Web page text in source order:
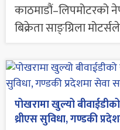
काठमाडौं–लिपमोटरको
बिक्रेता साङ्ग्रिला
पोखरामा खुल्यो
थ्रीएस सुविधा, गण्डकी